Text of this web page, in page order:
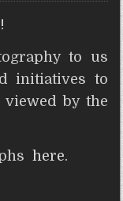
to us
initiatives to
by the
here.